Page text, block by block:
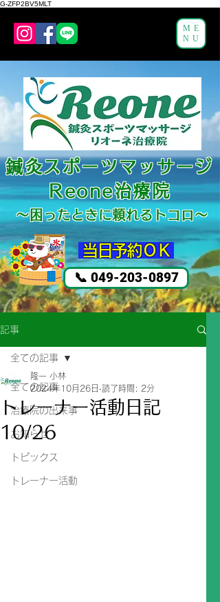
G-ZFP2BV5MLT
鍼灸スポーツマッサージ
Reone治療院
～困ったときに頼れるトコロ～
​ 当日予約ＯＫ
📞 049-203-0897
ME
NU
記事
全ての記事
治療院の出来事
お知らせ
トピックス
トレーナー活動
全ての記事
トレーナー活動日記
10/26
隆一 小林
2024年10月26日 読了時間: 2分